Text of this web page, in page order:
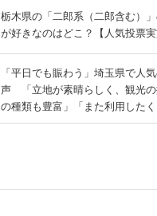
栃木県の「二郎系（二郎含む）
が好きなのはどこ？【人気投票実
「平日でも賑わう」埼玉県で人
声 「立地が素晴らしく、観光の
の種類も豊富」「また利用したく